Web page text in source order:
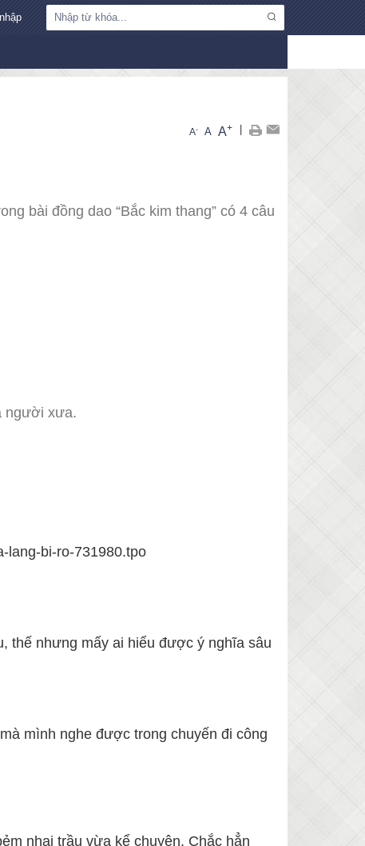
A- A A+
bài đồng dao “Bắc kim thang” có 4 câu
người xưa.
lang-bi-ro-731980.tpo
thế nhưng mấy ai hiểu được ý nghĩa sâu
mình nghe được trong chuyến đi công
nhai trầu vừa kể chuyện. Chắc hẳn